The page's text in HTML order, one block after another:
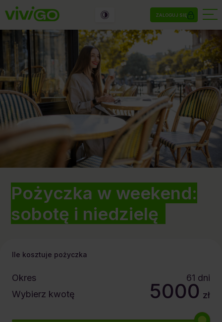
ZALOGUJ SIĘ
Pożyczka w weekend:
sobotę i niedzielę
Ile kosztuje pożyczka
Okres 61 dni
Wybierz kwotę
5000 zł